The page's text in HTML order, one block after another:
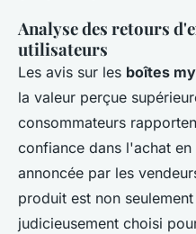
Analyse des retours
utilisateurs
Les avis sur les boîtes
la valeur perçue
consommateurs
confiance dans l'achat
annoncée par les
produit est non
judicieusement choisi